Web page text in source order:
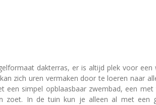
dakterras, er is altijd plek voor een
zich uren vermaken door te loeren naar
een simpel opblaasbaar zwembad, een
zoet. In de tuin kun je alleen al met een